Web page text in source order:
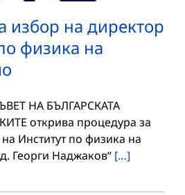
избор на директор
физика на
НА БЪЛГАРСКАТА
открива процедура за
Институт по физика на
Георги Наджаков“ […]